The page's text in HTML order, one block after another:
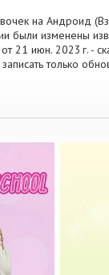
на Андроид
были изменены
21 июн. 2023 г. -
только